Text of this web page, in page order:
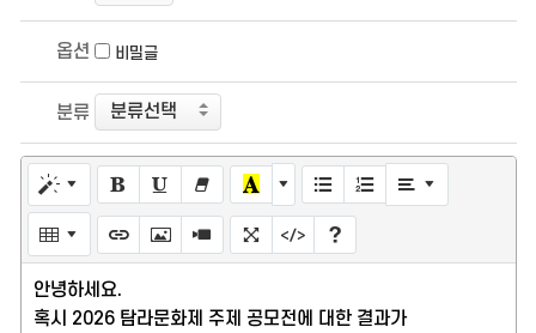
옵션 비밀글
분류
안녕하세요.
혹시 2026 탐라문화제 주제 공모전에 대한 결과가